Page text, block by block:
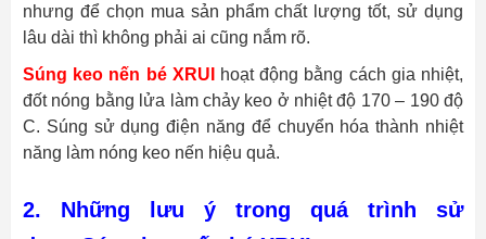
nhưng để chọn mua sản phẩm chất lượng tốt, sử dụng
lâu dài thì không phải ai cũng nắm rõ.
Súng keo nến bé XRUI
hoạt động bằng cách gia nhiệt,
đốt nóng bằng lửa làm chảy keo ở nhiệt độ 170 – 190 độ
C. Súng sử dụng điện năng để chuyển hóa thành nhiệt
năng làm nóng keo nến hiệu quả.
2. Những lưu ý trong quá trình sử